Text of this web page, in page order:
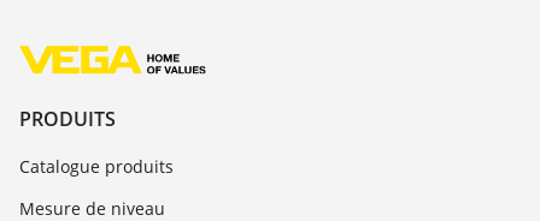
PRODUITS
Catalogue produits
Mesure de niveau